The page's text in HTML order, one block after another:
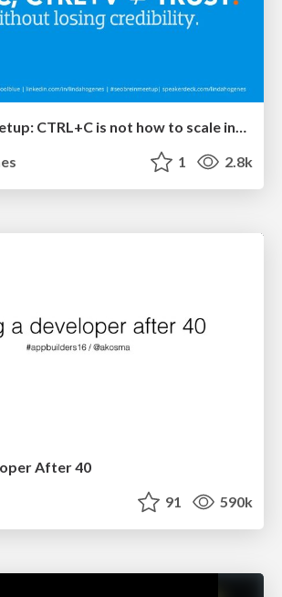
SEO Brein meetup: CTRL+C is not how to scale international SEO
1 2.8k
After 40
91 590k